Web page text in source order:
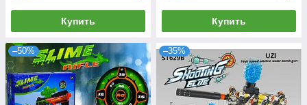
Купить Купить
–50% –35%